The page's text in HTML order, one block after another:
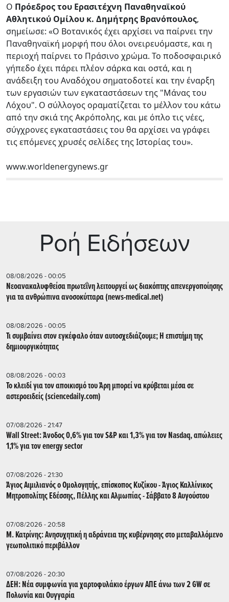
Ο Πρόεδρος του Ερασιτέχνη Παναθηναϊκού
Αθλητικού Ομίλου κ. Δημήτρης Βρανόπουλος,
σημείωσε: «Ο Βοτανικός έχει αρχίσει να παίρνει την
Παναθηναϊκή μορφή που όλοι ονειρευόμαστε, και η
περιοχή παίρνει το Πράσινο χρώμα. Το ποδοσφαιρικό
γήπεδο έχει πάρει πλέον σάρκα και οστά, και η
ανάδειξη του Αναδόχου σηματοδοτεί και την έναρξη
των εργασιών των εγκαταστάσεων της "Μάνας του
Λόχου". Ο σύλλογος οραματίζεται το μέλλον του κάτω
από την σκιά της Ακρόπολης, και με όπλο τις νέες,
σύγχρονες εγκαταστάσεις του θα αρχίσει να γράφει
τις επόμενες χρυσές σελίδες της Ιστορίας του».
www.worldenergynews.gr
Ρoή Ειδήσεων
08/08/2026 - 00:05
Νεοανακαλυφθείσα πρωτεΐνη λειτουργεί ως διακόπτης απενεργοποίησης
για τα ανθρώπινα ανοσοκύτταρα (news-medical.net)
08/08/2026 - 00:05
Τι συμβαίνει στον εγκέφαλο όταν αυτοσχεδιάζουμε; Η επιστήμη της
δημιουργικότητας
08/08/2026 - 00:03
Το κλειδί για τον αποικισμό του Άρη μπορεί να κρύβεται μέσα σε
αστεροειδείς (sciencedaily.com)
07/08/2026 - 21:47
Wall Street: Άνοδος 0,6% για τον S&P και 1,3% για τον Nasdaq, απώλειες
1,1% για τον energy sector
07/08/2026 - 21:30
Άγιος Αιμιλιανός ο Ομολογητής, επίσκοπος Κυζίκου - Άγιος Καλλίνικος
Μητροπολίτης Εδέσσης, Πέλλης και Αλμωπίας - Σάββατο 8 Αυγούστου
07/08/2026 - 20:58
Μ. Κατρίνης: Ανησυχητική η αδράνεια της κυβέρνησης στο μεταβαλλόμενο
γεωπολιτικό περιβάλλον
07/08/2026 - 20:30
ΔΕΗ: Νέα συμφωνία για χαρτοφυλάκιο έργων ΑΠΕ άνω των 2 GW σε
Πολωνία και Ουγγαρία